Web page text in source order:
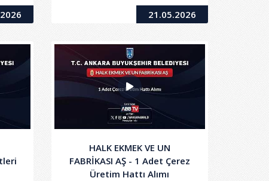
21.05.2026
HALK EKMEK VE UN
FABRİKASI AŞ - 1 Adet Çerez
Üretim Hattı Alımı